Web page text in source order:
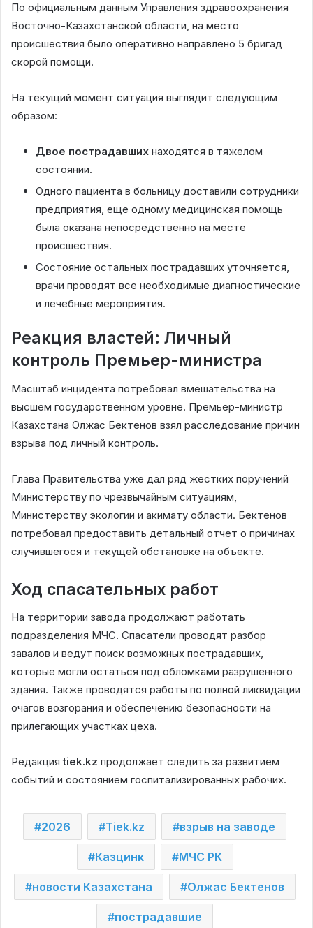
По официальным данным Управления здравоохранения
Восточно-Казахстанской области, на место
происшествия было оперативно направлено 5 бригад
скорой помощи.
На текущий момент ситуация выглядит следующим
образом:
Двое пострадавших находятся в тяжелом
состоянии.
Одного пациента в больницу доставили сотрудники
предприятия, еще одному медицинская помощь
была оказана непосредственно на месте
происшествия.
Состояние остальных пострадавших уточняется,
врачи проводят все необходимые диагностические
и лечебные мероприятия.
Реакция властей: Личный
контроль Премьер-министра
Масштаб инцидента потребовал вмешательства на
высшем государственном уровне. Премьер-министр
Казахстана Олжас Бектенов взял расследование причин
взрыва под личный контроль.
Глава Правительства уже дал ряд жестких поручений
Министерству по чрезвычайным ситуациям,
Министерству экологии и акимату области. Бектенов
потребовал предоставить детальный отчет о причинах
случившегося и текущей обстановке на объекте.
Ход спасательных работ
На территории завода продолжают работать
подразделения МЧС. Спасатели проводят разбор
завалов и ведут поиск возможных пострадавших,
которые могли остаться под обломками разрушенного
здания. Также проводятся работы по полной ликвидации
очагов возгорания и обеспечению безопасности на
прилегающих участках цеха.
Редакцияtiek.kz продолжает следить за развитием
событий и состоянием госпитализированных рабочих.
2026 Tiek.kz взрыв на заводе
Казцинк МЧС РК
новости Казахстана Олжас Бектенов
пострадавшие